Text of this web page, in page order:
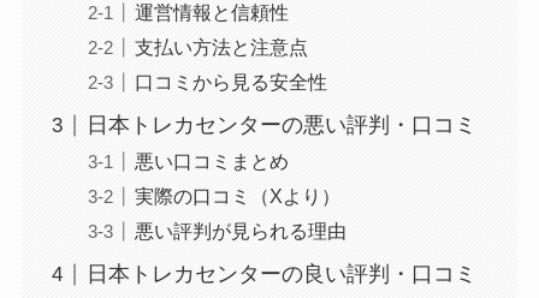
運営情報と信頼性
支払い方法と注意点
口コミから見る安全性
日本トレカセンターの悪い評判・口コミ
悪い口コミまとめ
実際の口コミ（Xより）
悪い評判が見られる理由
日本トレカセンターの良い評判・口コミ